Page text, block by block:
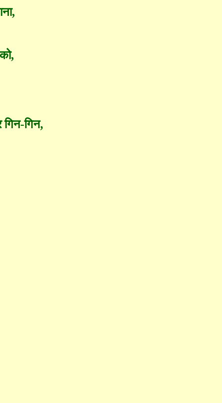
,
,
गिन-गिन,